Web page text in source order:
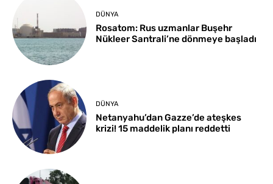
DÜNYA
Rosatom: Rus uzmanlar Buşehr
Nükleer Santrali’ne dönmeye başladı
DÜNYA
Netanyahu’dan Gazze’de ateşkes
krizi! 15 maddelik planı reddetti